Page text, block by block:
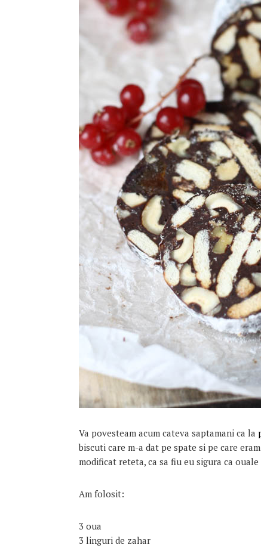
Va povesteam acum cateva saptamani ca la
biscuti care m-a dat pe spate si pe care
modificat reteta, ca sa fiu eu sigura ca
Am folosit:
3 oua
3 linguri de zahar